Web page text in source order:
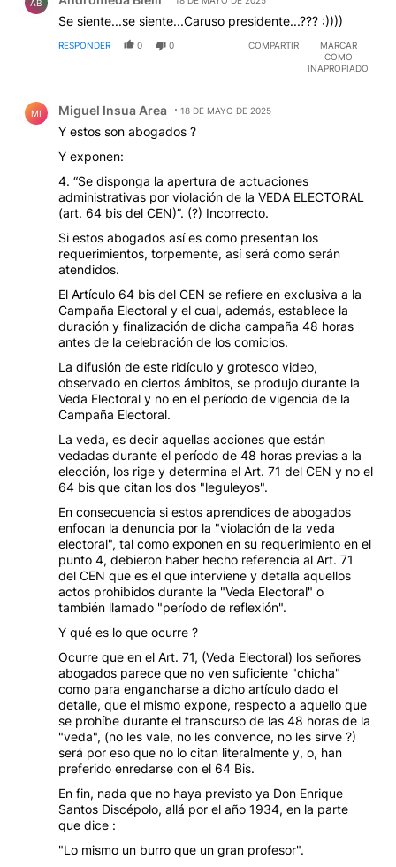
AB
Se siente...se siente...Caruso presidente...??? :))))
RESPONDER 0 0 COMPARTIR
MARCAR
COMO
INAPROPIADO
MI Miguel Insua Area 18 DE MAYO DE 2025
Y estos son abogados ?
Y exponen:
4. “Se disponga la apertura de actuaciones
administrativas por violación de la VEDA ELECTORAL
(art. 64 bis del CEN)”. (?) Incorrecto.
Si estos abogados así es como presentan los
requerimientos, torpemente, así será como serán
atendidos.
El Artículo 64 bis del CEN se refiere en exclusiva a la
Campaña Electoral y el cual, además, establece la
duración y finalización de dicha campaña 48 horas
antes de la celebración de los comicios.
La difusión de este ridículo y grotesco video,
observado en ciertos ámbitos, se produjo durante la
Veda Electoral y no en el período de vigencia de la
Campaña Electoral.
La veda, es decir aquellas acciones que están
vedadas durante el período de 48 horas previas a la
elección, los rige y determina el Art. 71 del CEN y no el
64 bis que citan los dos "leguleyos".
En consecuencia si estos aprendices de abogados
enfocan la denuncia por la "violación de la veda
electoral", tal como exponen en su requerimiento en el
punto 4, debieron haber hecho referencia al Art. 71
del CEN que es el que interviene y detalla aquellos
actos prohibidos durante la "Veda Electoral" o
también llamado "período de reflexión".
Y qué es lo que ocurre ?
Ocurre que en el Art. 71, (Veda Electoral) los señores
abogados parece que no ven suficiente "chicha"
como para engancharse a dicho artículo dado el
detalle, que el mismo expone, respecto a aquello que
se prohíbe durante el transcurso de las 48 horas de la
"veda", (no les vale, no les convence, no les sirve ?)
será por eso que no lo citan literalmente y, o, han
preferido enredarse con el 64 Bis.
En fin, nada que no haya previsto ya Don Enrique
Santos Discépolo, allá por el año 1934, en la parte
que dice :
"Lo mismo un burro que un gran profesor".